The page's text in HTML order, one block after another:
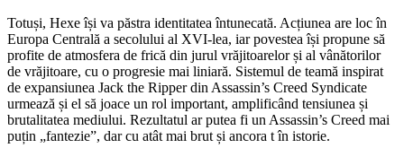
Totuși, Hexe își va păstra identitatea întunecată. Acțiunea are loc în
Europa Centrală a secolului al XVI-lea, iar povestea își propune să
profite de atmosfera de frică din jurul vrăjitoarelor și al vânătorilor
de vrăjitoare, cu o progresie mai liniară. Sistemul de teamă inspirat
de expansiunea Jack the Ripper din Assassin’s Creed Syndicate
urmează și el să joace un rol important, amplificând tensiunea și
brutalitatea mediului. Rezultatul ar putea fi un Assassin’s Creed mai
puțin „fantezie”, dar cu atât mai brut și ancora t în istorie.